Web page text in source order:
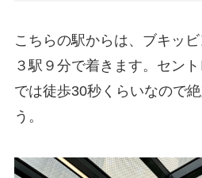
こちらの駅からは、ブキッ
３駅９分で着きます。セン
では徒歩30秒くらいなので
う。